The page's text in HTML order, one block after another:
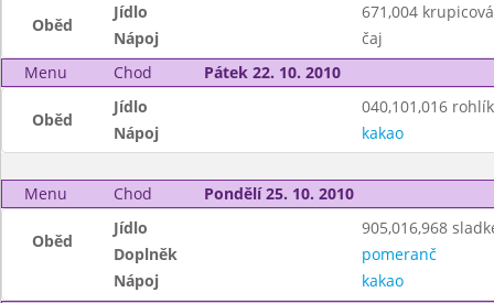
Oběd
Jídlo
671,004
Nápoj
čaj
Menu
Chod Pátek 22. 10. 2010
Oběd
Jídlo
040,101,016
Nápoj
kakao
Menu Chod Pondělí 25. 10. 2010
Oběd
Jídlo
905,016,968
Doplněk
pomeranč
Nápoj
kakao